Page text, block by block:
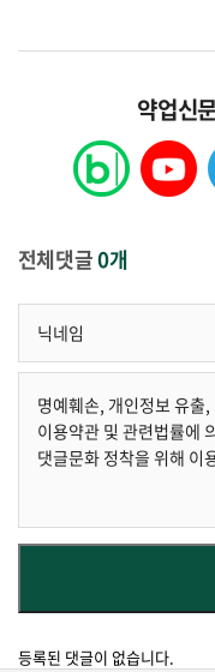
약업신
전체댓글0개
등록된 댓글이 없습니다.